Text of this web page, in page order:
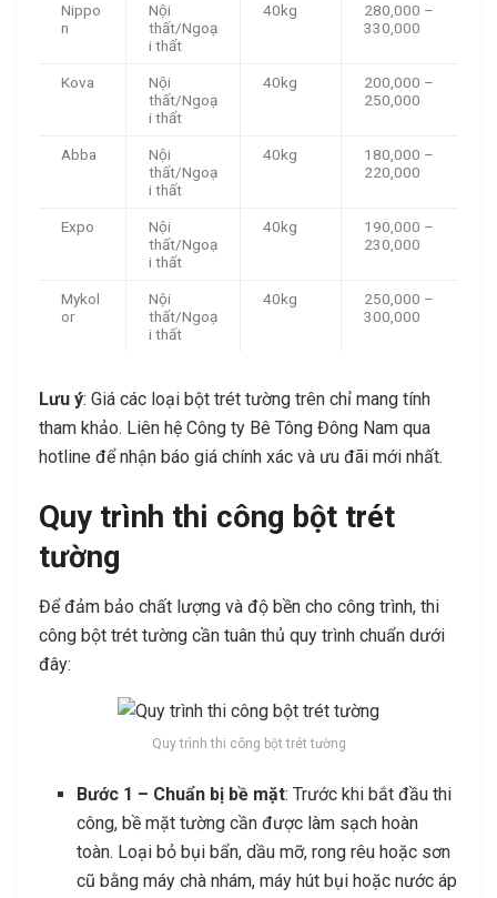
Nippo
n
Nội
thất/Ngoạ
i thất
40kg
280,000 –
330,000
Kova
Nội
thất/Ngoạ
i thất
40kg
200,000 –
250,000
Abba
Nội
thất/Ngoạ
i thất
40kg
180,000 –
220,000
Expo
Nội
thất/Ngoạ
i thất
40kg
190,000 –
230,000
Mykol
or
Nội
thất/Ngoạ
i thất
40kg
250,000 –
300,000
Lưu ý: Giá các loại bột trét tường trên chỉ mang tính
tham khảo. Liên hệ Công ty Bê Tông Đông Nam qua
hotline để nhận báo giá chính xác và ưu đãi mới nhất.
Quy trình thi công bột trét
tường
Để đảm bảo chất lượng và độ bền cho công trình, thi
công bột trét tường cần tuân thủ quy trình chuẩn dưới
đây:
Quy trình thi công bột trét tường
Bước 1 – Chuẩn bị bề mặt: Trước khi bắt đầu thi
công, bề mặt tường cần được làm sạch hoàn
toàn. Loại bỏ bụi bẩn, dầu mỡ, rong rêu hoặc sơn
cũ bằng máy chà nhám, máy hút bụi hoặc nước áp